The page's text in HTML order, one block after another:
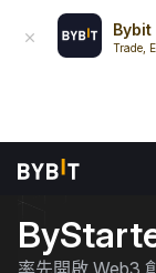
Bybit
Trade,
率先開啟 Web3